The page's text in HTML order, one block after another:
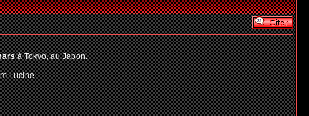
à Tokyo, au Japon.
Lucine.